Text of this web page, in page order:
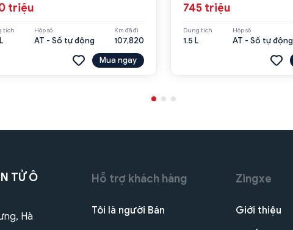
triệu
tích Hộp số
AT - Số tự động
Km đã đi
107,820
Mua ngay
745 triệu
Dung tích
1.5 L
Hộp số
AT - Số tự động
TỬ Ô
Hà
Hỗ trợ khách hàng
Tôi là người Bán
Zingxe
Giới thiệu